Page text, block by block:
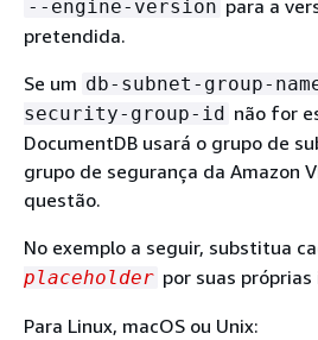
--engine-version para a
pretendida.
Se um db-subnet-group-
security-group-id não for
DocumentDB usará o grupo de
grupo de segurança da Amazon
questão.
No exemplo a seguir, substitua
placeholder por suas
Para Linux, macOS ou Unix: